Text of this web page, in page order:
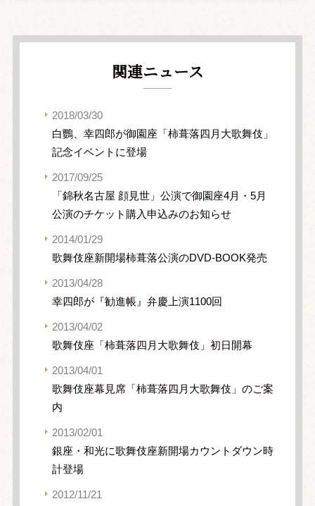
関連ニュース
2018/03/30
白鸚、幸四郎が御園座「柿葺落四月大歌舞伎」
記念イベントに登場
2017/09/25
「錦秋名古屋 顔見世」公演で御園座4月・5月
公演のチケット購入申込みのお知らせ
2014/01/29
歌舞伎座新開場柿葺落公演のDVD-BOOK発売
2013/04/28
幸四郎が『勧進帳』弁慶上演1100回
2013/04/02
歌舞伎座「柿葺落四月大歌舞伎」初日開幕
2013/04/01
歌舞伎座幕見席「柿葺落四月大歌舞伎」のご案
内
2013/02/01
銀座・和光に歌舞伎座新開場カウントダウン時
計登場
2012/11/21